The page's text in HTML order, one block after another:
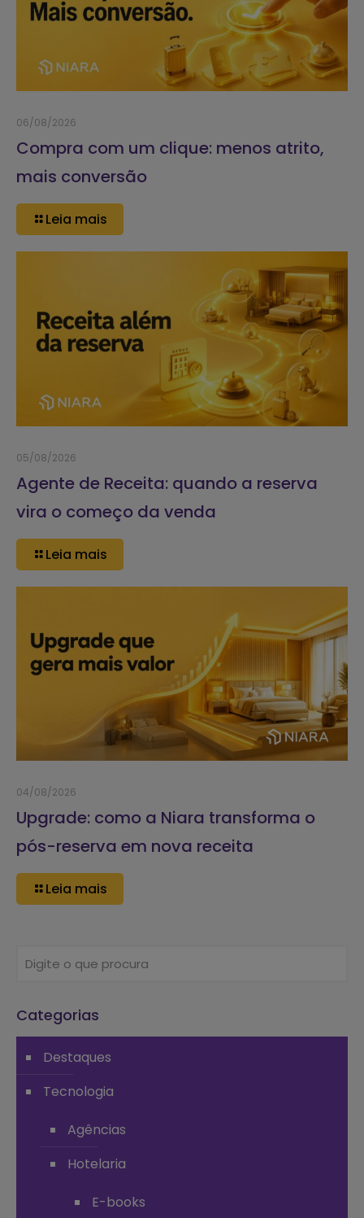
06/08/2026
Compra com um clique: menos atrito,
mais conversão
Leia mais
05/08/2026
Agente de Receita: quando a reserva
vira o começo da venda
Leia mais
04/08/2026
Upgrade: como a Niara transforma o
pós-reserva em nova receita
Leia mais
Categorias
Destaques
Tecnologia
Agências
Hotelaria
E-books